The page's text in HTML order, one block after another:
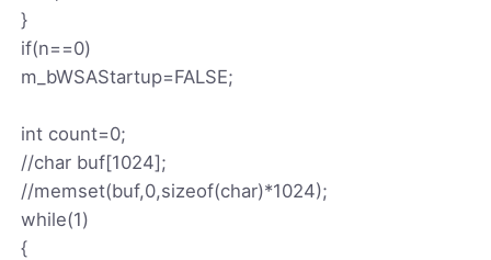
}
if(n==0)
m_bWSAStartup=FALSE;
int count=0;
//char buf[1024];
//memset(buf,0,sizeof(char)*1024);
while(1)
{